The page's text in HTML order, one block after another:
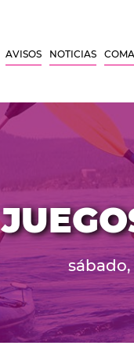
AVISOS NOTICIAS